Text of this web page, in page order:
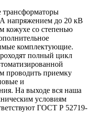
трансформаторы
напряжением до 20 кВ
со степенью
комплектующие.
полный цикл
проводить приемку
и
На выходе вся наша
условиям
ГОСТ Р 52719-